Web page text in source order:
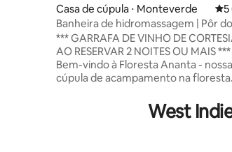
Casa de cúpula ⋅ Monteverde 55
Banheira de hidromassagem | Pôr
+ vista para o golfo | Loft Net
*** GARRAFA DE VINHO DE
AO RESERVAR 2 NOITES OU MAIS ***
Bem-vindo à Floresta Ananta -
cúpula de acampamento na floresta
hidromassagem, na rede do loft ou
jardim da rede onde você pode
West